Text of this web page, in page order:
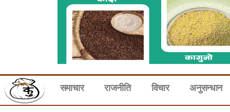
समाचार राजनीति विचार अनुसन्धान